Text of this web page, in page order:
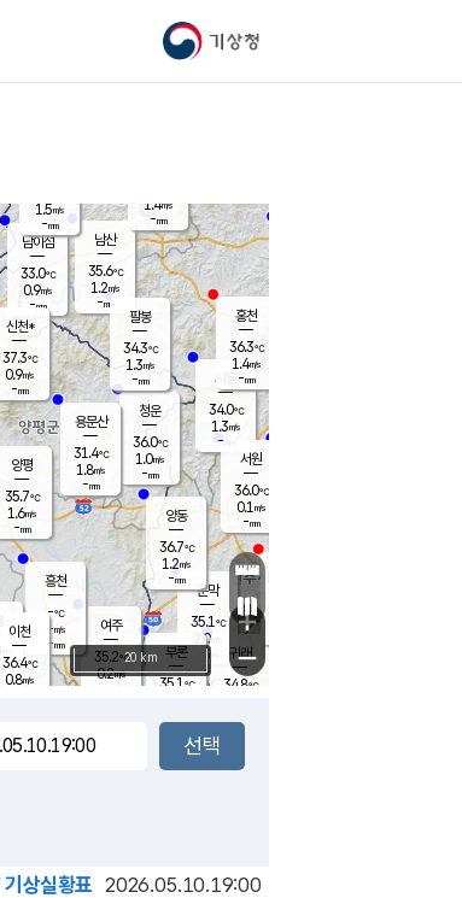
기상청
문막
35.1℃
2.0m/s
mm
남이섬
33.0℃
0.9m/s
-mm
부론
35.1 ℃
남산
35.6℃
1.2m/s
-mm
청운
36.0℃
1.0m/s
-mm
팔봉
34.3℃
1.3m/s
-mm
여주
35.2℃
0.2m/s
양동
36.7℃
1.2m/s
-mm
장호원
1.5m/s
-mm
신천*
37.3℃
0.9m/s
-mm
흥천
-℃
-m/s
-mm
m/s
시동
34.0℃
1.3m/s
- mm
귀래
34.8℃
서원
36.0℃
0.1 m/s
-mm
용문산
31.4℃
1.8m/s
-mm
홍천
36.3℃
1.4m/s
-mm
이천
36.4℃
0.8m/s
양평
35.7℃
1.6m/s
-mm
1.4m/s
-mm
+
−
20 km
기상실황표 2026.05.10.19:00